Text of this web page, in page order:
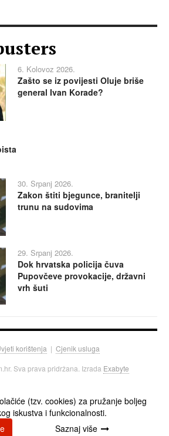
6. Kolovoz 2026.
Zašto se iz povijesti Oluje briše
general Ivan Korade?
30. Srpanj 2026.
Zakon štiti bjegunce, branitelji
trunu na sudovima
29. Srpanj 2026.
Dok hrvatska policija čuva
Pupovčeve provokacije, državni
vrh šuti
korištenja | Cjenik usluga
Sva prava pridržana. Izrada Exabyte
(tzv. cookies) za pružanje boljeg
iskustva i funkcionalnosti.
Saznaj više